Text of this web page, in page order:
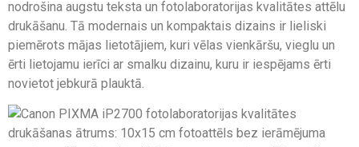
nodrošina augstu teksta un fotolaboratorijas kvalitātes attēlu
drukāšanu. Tā modernais un kompaktais dizains ir lieliski
piemērots mājas lietotājiem, kuri vēlas vienkāršu, vieglu un
ērti lietojamu ierīci ar smalku dizainu, kuru ir iespējams ērti
novietot jebkurā plauktā.